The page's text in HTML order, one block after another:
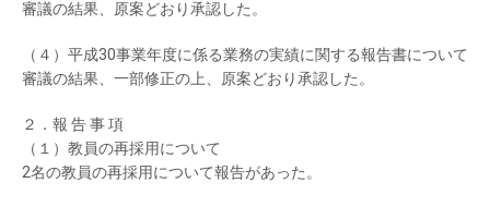
審議の結果、原案どおり承認した。
（４）平成30事業年度に係る業務の実績に関する報告書について
審議の結果、一部修正の上、原案どおり承認した。
２．報 告 事 項
（１）教員の再採用について
2名の教員の再採用について報告があった。